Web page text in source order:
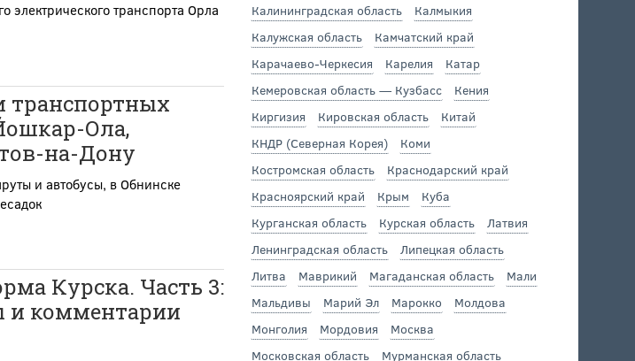
электрического транспорта Орла
транспортных
Ола,
на-Дону
и автобусы, в Обнинске
Курска. Часть 3:
и комментарии
Калининградская область
Калмыкия
Калужская область
Камчатский край
Карачаево-Черкесия
Карелия
Катар
Кемеровская область — Кузбасс
Кения
Киргизия
Кировская область
Китай
КНДР (Северная Корея)
Коми
Костромская область
Краснодарский край
Красноярский край
Крым
Куба
Курганская область
Курская область
Латвия
Ленинградская область
Липецкая область
Литва
Маврикий Магаданская область
Мали
Мальдивы
Марий Эл Марокко
Молдова
Монголия
Мордовия
Москва
Московская область
Мурманская область